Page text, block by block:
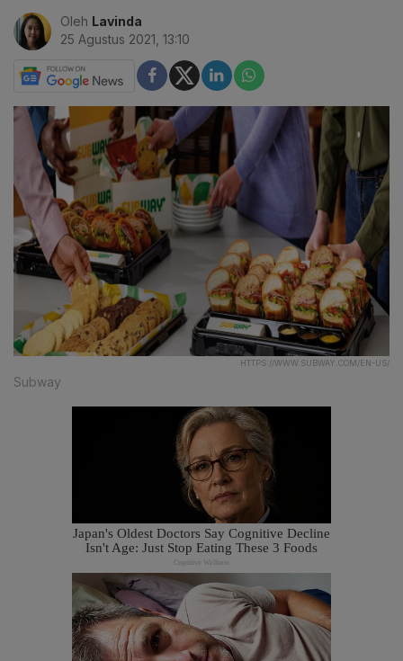
Oleh Lavinda
25 Agustus 2021, 13:10
HTTPS://WWW.SUBWAY.COM/EN-US/
Subway